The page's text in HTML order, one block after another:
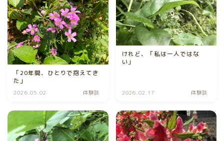
「20年間、ひとりで抱えてき
た」
2026.05.02 体験談
けれど、「私は一人ではな
い」
2026.02.17 体験談